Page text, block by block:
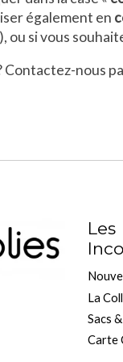
également en
ou si vous
Contactez-nous
Les
La
Sacs
Carte